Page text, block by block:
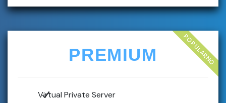
POPULARNO
PREMIUM
Virtual Private Server